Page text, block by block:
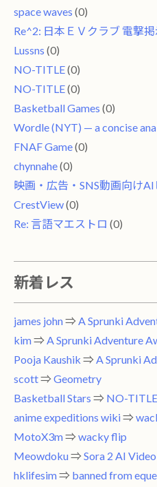
space waves (0)
Re^2: 日本ＥＶクラブ 電撃
Lussns (0)
NO-TITLE(0)
NO-TITLE(0)
Basketball Games (0)
Wordle (NYT) — a concise
FNAF Game(0)
chynnahe(0)
映画・広告・SNS動画向け
CrestView(0)
Re: 言語マエストロ (0)
新着レス
james john⇒ A Sprunki
kim⇒ A Sprunki Adventure
Pooja Kaushik ⇒ A Sprunki
scott⇒ Geometry
Basketball Stars ⇒ NO-TITLE
anime expeditions wiki⇒
MotoX3m⇒ wacky flip
Meowdoku⇒ Sora 2 AI
hklifesim⇒ banned from